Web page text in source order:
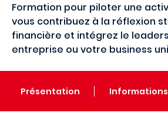
Formation pour piloter une
vous contribuez à la réflexion
financière et intégrez le
entreprise ou votre business
Présentation